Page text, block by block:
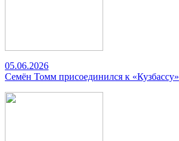
05.06.2026
Семён Томм присоединился к «Кузбассу»